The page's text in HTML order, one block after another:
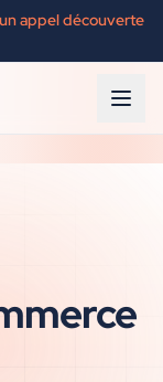
appel découverte